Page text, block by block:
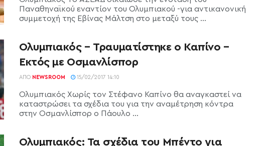
Παναθηναϊκού εναντίον του Ολυμπιακού -για αντικανονική
συμμετοχή της Εβίνας Μάλτση στο μεταξύ τους ...
Ολυμπιακός – Τραυματίστηκε ο Καπίνο –
Εκτός με Οσμανλίσπορ
ΑΠΌ NEWSROOM 15/02/2017 14:10
Ολυμπιακός Χωρίς τον Στέφανο Καπίνο θα αναγκαστεί να
καταστρώσει τα σχέδια του για την αναμέτρηση κόντρα
στην Οσμανλίσπορ ο Πάουλο ...
Ολυμπιακός: Τα σχέδια του Μπέντο για